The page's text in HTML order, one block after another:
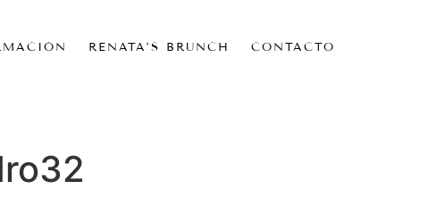
RENATA’S BRUNCH CONTACTO